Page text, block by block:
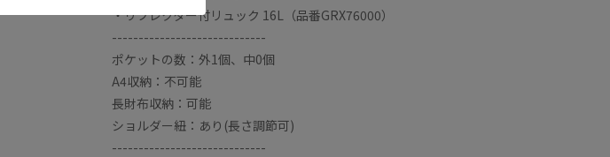
・リフレクター付リュック 16L（品番GRX76000）
-----------------------------
ポケットの数：外1個、中0個
A4収納：不可能
長財布収納：可能
ショルダー紐：あり(長さ調節可)
-----------------------------